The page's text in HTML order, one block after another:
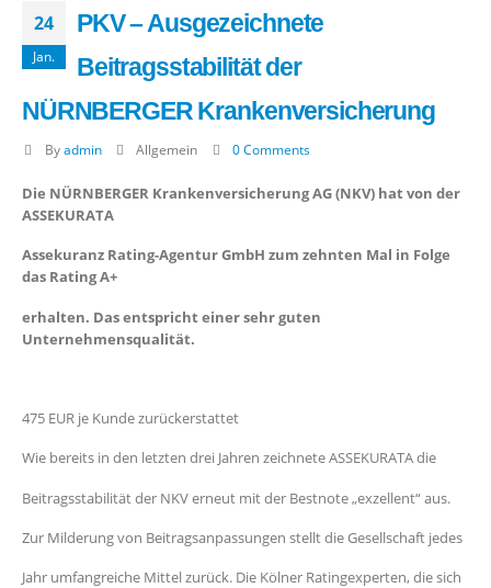
24
Jan.
PKV – Ausgezeichnete
Beitragsstabilität der
NÜRNBERGER Krankenversicherung
By admin Allgemein 0 Comments
Die NÜRNBERGER Krankenversicherung AG (NKV) hat von der
ASSEKURATA
Assekuranz Rating-Agentur GmbH zum zehnten Mal in Folge
das Rating A+
erhalten. Das entspricht einer sehr guten
Unternehmensqualität.
475 EUR je Kunde zurückerstattet
Wie bereits in den letzten drei Jahren zeichnete ASSEKURATA die
Beitragsstabilität der NKV erneut mit der Bestnote „exzellent“ aus.
Zur Milderung von Beitragsanpassungen stellt die Gesellschaft jedes
Jahr umfangreiche Mittel zurück. Die Kölner Ratingexperten, die sich